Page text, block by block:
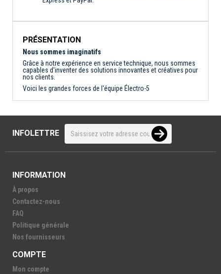
PRÉSENTATION
Nous sommes imaginatifs
Grâce à notre expérience en service technique, nous sommes
capables d'inventer des solutions innovantes et créatives pour
nos clients.
Voici les grandes forces de l'équipe Électro-5
INFOLETTRE
INFORMATION
À propos
Contactez-nous
FAQ
Politique générale
Nos fournisseurs
COMPTE
Mon compte